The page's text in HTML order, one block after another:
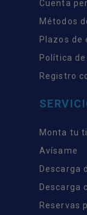
Cuenta
Métodos
Plazos de
Política
Registro
Monta tu
Avísame
Descarga
Descarga
Reservas